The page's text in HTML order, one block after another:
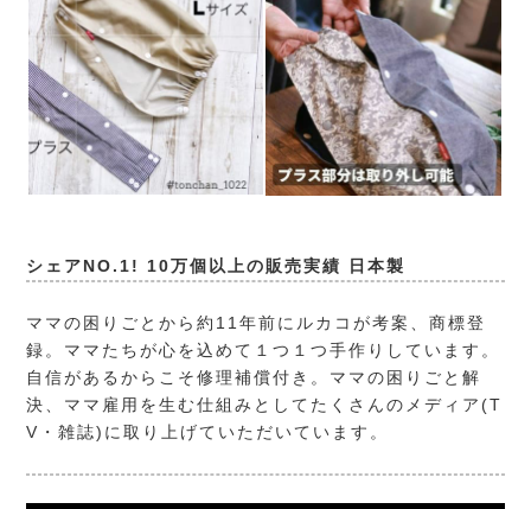
シェアNO.1! 10万個以上の販売実績 日本製
ママの困りごとから約11年前にルカコが考案、商標登
録。ママたちが心を込めて１つ１つ手作りしています。
自信があるからこそ修理補償付き。ママの困りごと解
決、ママ雇用を生む仕組みとしてたくさんのメディア(T
V・雑誌)に取り上げていただいています。